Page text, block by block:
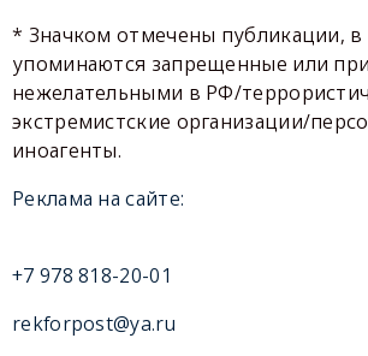
* Значком отмечены публикации,
упоминаются запрещенные или
нежелательными в РФ/
экстремистские организации/
иноагенты.
Реклама на сайте:
+7 978 818-20-01
rekforpost@ya.ru